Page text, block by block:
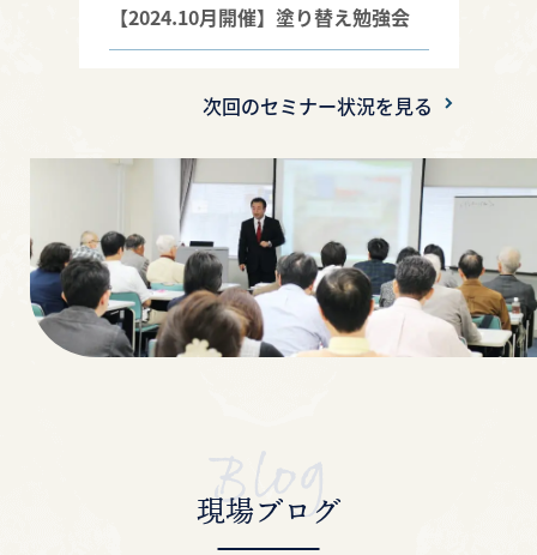
【2024.10月開催】塗り替え勉強会
【2024.4月開催】塗り替え勉強会
【2024.3月開催】塗り替え勉強会
【2024.1月開催】塗り替え勉強会
【2023.10月開催②】塗り替え勉強会
【2023年10月開催】塗り替え勉強会
次回のセミナー状況を見る
現場ブログ